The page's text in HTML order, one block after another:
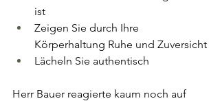
ist
Zeigen Sie durch Ihre
Körperhaltung Ruhe und Zuversicht
Lächeln Sie authentisch
Herr Bauer reagierte kaum noch auf